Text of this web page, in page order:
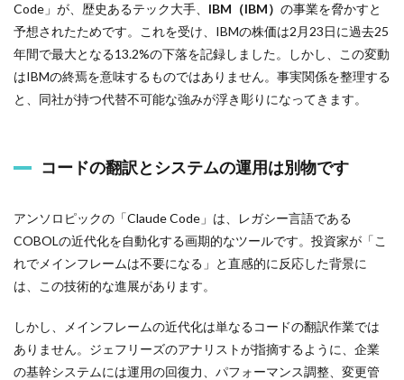
Code」が、歴史あるテック大手、 IBM（IBM） の事業を脅かすと
予想されたためです。これを受け、IBMの株価は2月23日に過去25
年間で最大となる13.2%の下落を記録しました。しかし、この変動
はIBMの終焉を意味するものではありません。事実関係を整理する
と、同社が持つ代替不可能な強みが浮き彫りになってきます。
コードの翻訳とシステムの運用は別物です
アンソロピックの「Claude Code」は、レガシー言語である
COBOLの近代化を自動化する画期的なツールです。投資家が「こ
れでメインフレームは不要になる」と直感的に反応した背景に
は、この技術的な進展があります。
しかし、メインフレームの近代化は単なるコードの翻訳作業では
ありません。ジェフリーズのアナリストが指摘するように、企業
の基幹システムには運用の回復力、パフォーマンス調整、変更管